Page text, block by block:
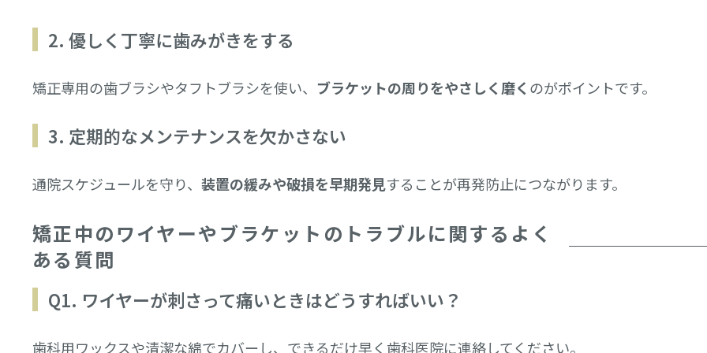
2. 優しく丁寧に歯みがきをする
矯正専用の歯ブラシやタフトブラシを使い、 ブラケットの周りをやさしく磨く のがポイントです。
3. 定期的なメンテナンスを欠かさない
通院スケジュールを守り、装置の緩みや破損を早期発見することが再発防止につながります。
矯正中のワイヤーやブラケットのトラブルに関するよく
ある質問
Q1. ワイヤーが刺さって痛いときはどうすればいい？
歯科用ワックスや清潔な綿でカバーし、できるだけ早く歯科医院に連絡してください。